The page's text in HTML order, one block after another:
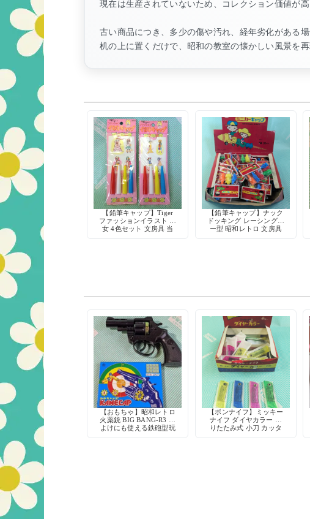
現在は生産されていないため、コレクション価値が
古い商品につき、多少の傷や汚れ、経年劣化がある
机の上に置くだけで、昭和の教室の懐かしい風景を再
【鉛筆キャップ】Tiger
ファッションイラスト 少
女 4色セット 文房具 当
【鉛筆キャップ】ナック
ドッキング レーシングカ
ー型 昭和レトロ 文房具
【おもちゃ】昭和レトロ
火薬銃 BIG BANG-R3 熊
よけにも使える鉄砲型玩
【ボンナイフ】ミッキー
ナイフ ダイヤカラー 折
りたたみ式 小刀 カッタ